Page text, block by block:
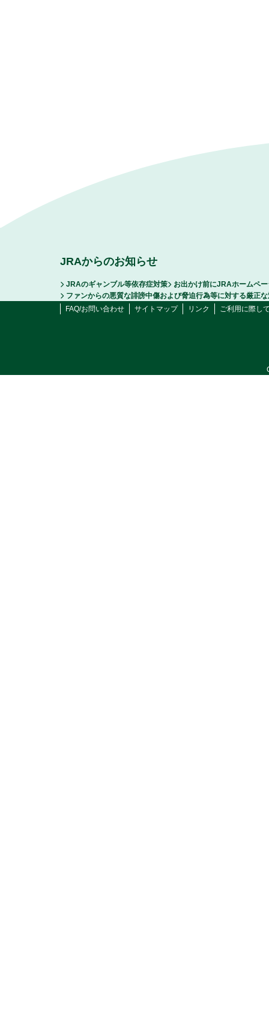
JRAからのお知らせ
JRAのギャンブル等依存症対策
お出かけ前にJRAホームペ
ファンからの悪質な誹謗中傷および脅迫行為等に対する厳正
FAQ/お問い合わせ
サイトマップ リンク ご利用に際し